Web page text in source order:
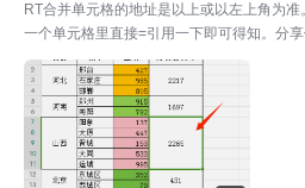
RT合并单元格的地址是以上或以左上角为
一个单元格里直接=引用一下即可得知。分